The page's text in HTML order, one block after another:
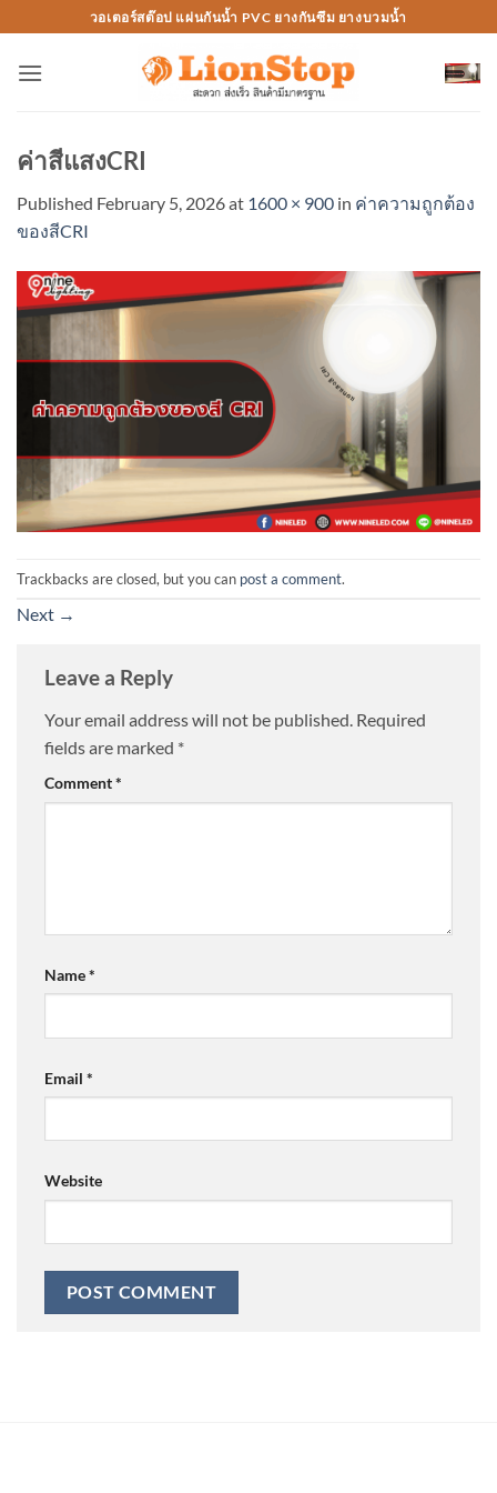
to
content
วอเตอร์สต๊อป แผ่นกันน้ำ PVC ยางกันซึม ยางบวมน้ำ
ค่าสีแสงCRI
Published February 5, 2026at 1600 × 900 in ค่าความถูกต้อง
ของสีCRI
Trackbacks are closed, but you can post a comment.
Next →
Leave a Reply
Your email address will not be published. Required
fields are marked *
Comment*
Name*
Email *
Website